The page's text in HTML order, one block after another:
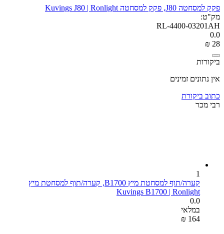
פקק למסחטה J80, פקק למסחטה Kuvings J80 | Ronlight
מק"ט:
RL-4400-03201AH
0.0
₪ ‍28‍
ביקורות
אין נתונים זמינים
כתוב ביקורת
רבי מכר
1
קערה/תוף למסחטת מיץ B1700, קערה/תוף למסחטת מיץ
Kuvings B1700 | Ronlight
0.0
במלאי
₪ ‍164‍